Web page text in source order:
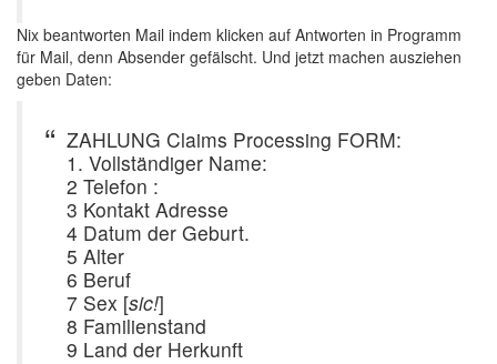
Nix beantworten Mail indem klicken auf Antworten in Programm
für Mail, denn Absender gefälscht. Und jetzt machen ausziehen
geben Daten:
ZAHLUNG Claims Processing FORM:
1. Vollständiger Name:
2 Telefon :
3 Kontakt Adresse
4 Datum der Geburt.
5 Alter
6 Beruf
7 Sex [sic!]
8 Familienstand
9 Land der Herkunft